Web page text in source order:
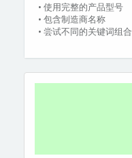
• 使用完整的产品型号
• 包含制造商名称
• 尝试不同的关键词组合